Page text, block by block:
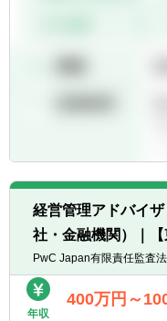
経営管理アドバイ
社・金融機関）｜【
PwC Japan有限責任監査法
年収
400万円～